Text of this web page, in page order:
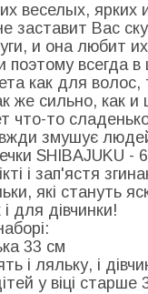
веселых,
заставит Вас
и она любит
поэтому всегда
как для
сильно, как и
что-то
змушує
SHIBAJUKU -
і зап'ястя
які стануть
для дівчинки!
33 см
і ляльку, і
у віці старше